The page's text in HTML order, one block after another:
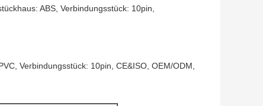
ABS, Verbindungsstück: 10pin,
Verbindungsstück: 10pin, CE&ISO, OEM/ODM,